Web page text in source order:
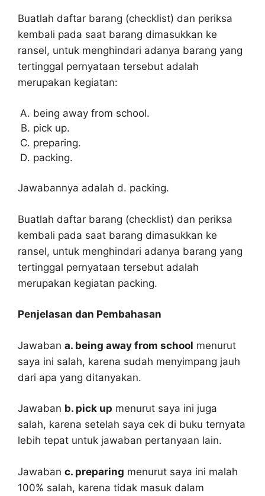
Buatlah daftar barang (checklist) dan periksa
kembali pada saat barang dimasukkan ke
ransel, untuk menghindari adanya barang yang
tertinggal pernyataan tersebut adalah
merupakan kegiatan:
being away from school.
pick up.
preparing.
packing.
Jawabannya adalah d. packing.
Buatlah daftar barang (checklist) dan periksa
kembali pada saat barang dimasukkan ke
ransel, untuk menghindari adanya barang yang
tertinggal pernyataan tersebut adalah
merupakan kegiatan packing.
Penjelasan dan Pembahasan
Jawaban a. being away from school menurut
saya ini salah, karena sudah menyimpang jauh
dari apa yang ditanyakan.
Jawaban b. pick up menurut saya ini juga
salah, karena setelah saya cek di buku ternyata
lebih tepat untuk jawaban pertanyaan lain.
Jawaban c. preparing menurut saya ini malah
100% salah, karena tidak masuk dalam